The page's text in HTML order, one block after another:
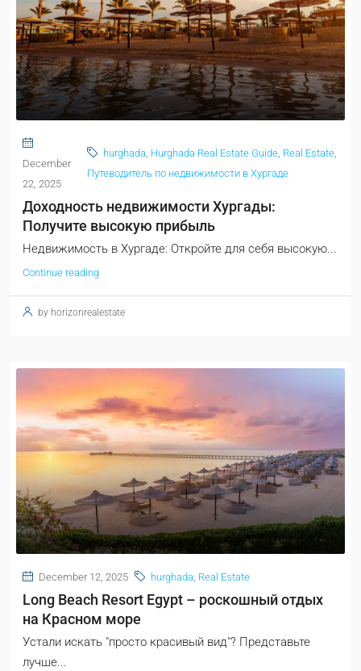
December
22, 2025
hurghada, Hurghada Real Estate Guide, Real Estate,
Путеводитель по недвижимости в Хургаде
Доходность недвижимости Хургады:
Получите высокую прибыль
Недвижимость в Хургаде: Откройте для себя высокую...
Continue reading
by horizonrealestate
December 12, 2025 hurghada, Real Estate
Long Beach Resort Egypt – роскошный отдых
на Красном море
Устали искать "просто красивый вид"? Представьте
лучше...